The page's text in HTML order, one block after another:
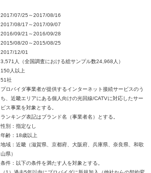
2017/07/25～2017/08/16
2017/08/17～2017/09/07
2016/09/21～2016/09/28
2015/08/20～2015/08/25
2017/12/01
3,571人（全国調査における総サンプル数24,968人）
150人以上
51社
プロバイダ事業者が提供するインターネット接続サービスのう
ち、近畿エリアにある個人向けの光回線/CATVに対応したサー
ビス事業を対象とする。
ランキング表記はブランド名（事業者名）とする。
性別：指定なし
年齢：18歳以上
地域：近畿（滋賀県、京都府、大阪府、兵庫県、奈良県、和歌
山県）
条件：以下の条件を満たす人を対象とする。